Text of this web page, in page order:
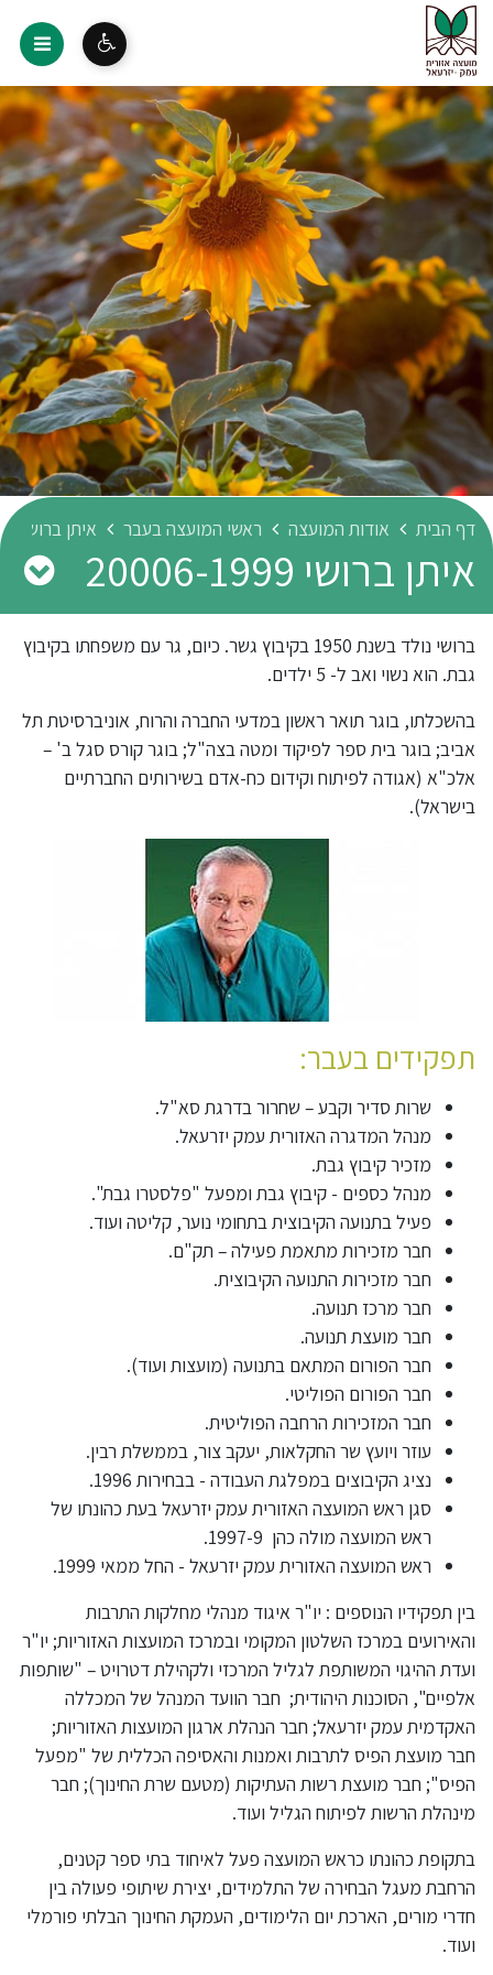
דף הבית אודות המועצה ראשי המועצה בעבר איתן ברושי 20006-1999
איתן ברושי 20006-1999
ברושי נולד בשנת 1950 בקיבוץ גשר. כיום, גר עם משפחתו בקיבוץ
גבת. הוא נשוי ואב ל- 5 ילדים.
בהשכלתו, בוגר תואר ראשון במדעי החברה והרוח, אוניברסיטת תל
אביב; בוגר בית ספר לפיקוד ומטה בצה"ל; בוגר קורס סגל ב' –
אלכ"א (אגודה לפיתוח וקידום כח-אדם בשירותים החברתיים
בישראל).
תפקידים בעבר:
שרות סדיר וקבע – שחרור בדרגת סא"ל.
מנהל המדגרה האזורית עמק יזרעאל.
מזכיר קיבוץ גבת.
מנהל כספים - קיבוץ גבת ומפעל "פלסטרו גבת".
פעיל בתנועה הקיבוצית בתחומי נוער, קליטה ועוד.
חבר מזכירות מתאמת פעילה – תק"ם.
חבר מזכירות התנועה הקיבוצית.
חבר מרכז תנועה.
חבר מועצת תנועה.
חבר הפורום המתאם בתנועה (מועצות ועוד).
חבר הפורום הפוליטי.
חבר המזכירות הרחבה הפוליטית.
עוזר ויועץ שר החקלאות, יעקב צור, בממשלת רבין.
נציג הקיבוצים במפלגת העבודה - בבחירות 1996.
סגן ראש המועצה האזורית עמק יזרעאל בעת כהונתו של
ראש המועצה מולה כהן 1997-9.
ראש המועצה האזורית עמק יזרעאל - החל ממאי 1999.
בין תפקידיו הנוספים : יו"ר איגוד מנהלי מחלקות התרבות
והאירועים במרכז השלטון המקומי ובמרכז המועצות האזוריות; יו"ר
ועדת ההיגוי המשותפת לגליל המרכזי ולקהילת דטרויט – "שותפות
אלפיים", הסוכנות היהודית; חבר הוועד המנהל של המכללה
האקדמית עמק יזרעאל; חבר הנהלת ארגון המועצות האזוריות;
חבר מועצת הפיס לתרבות ואמנות והאסיפה הכללית של "מפעל
הפיס"; חבר מועצת רשות העתיקות (מטעם שרת החינוך); חבר
מינהלת הרשות לפיתוח הגליל ועוד.
בתקופת כהונתו כראש המועצה פעל לאיחוד בתי ספר קטנים,
הרחבת מעגל הבחירה של התלמידים, יצירת שיתופי פעולה בין
חדרי מורים, הארכת יום הלימודים, העמקת החינוך הבלתי פורמלי
ועוד.